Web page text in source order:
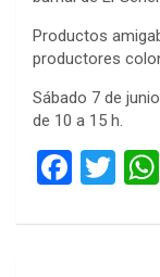
Productos
productores
Sábado 7 de
de 10 a 15 h.
F
ce
T
tt